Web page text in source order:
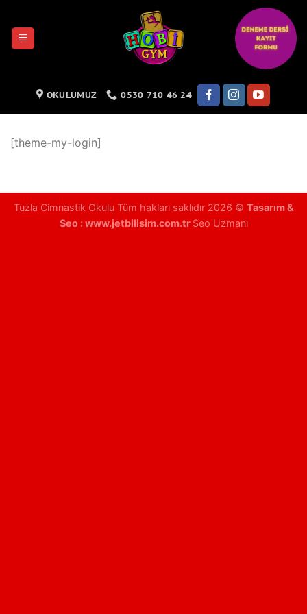
atla
OKULUMUZ 0530 710 46 24
[theme-my-login]
Tuzla Cimnastik Okulu Tüm hakları saklıdır 2026 © Tasarım &
Seo :www.jetbilisim.com.tr Seo Uzmanı